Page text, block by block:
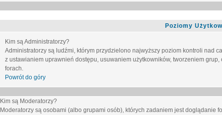
Poziomy
Kim są Administratorzy?
Administratorzy są ludźmi, którym przydzielono najwyższy poziom kontroli nad
z ustawianiem uprawnień dostępu, usuwaniem użytkowników, tworzeniem
forach.
Powrót do góry
Kim są Moderatorzy?
Moderatorzy są osobami (albo grupami osób), których zadaniem jest